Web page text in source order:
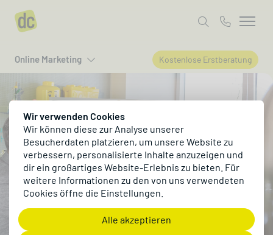
Wir verwenden Cookies
Wir können diese zur Analyse unserer
Besucherdaten platzieren, um unsere Website zu
verbessern, personalisierte Inhalte anzuzeigen und
dir ein großartiges Website-Erlebnis zu bieten. Für
weitere Informationen zu den von uns verwendeten
Cookies öffne die Einstellungen.
Alle akzeptieren
Online Marketing Kostenlose Erstberatung